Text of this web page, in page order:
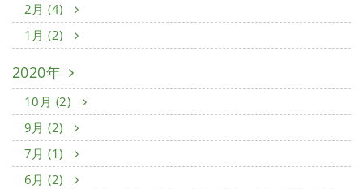
2月 (4)
1月 (2)
2020年
10月 (2)
9月 (2)
7月 (1)
6月 (2)